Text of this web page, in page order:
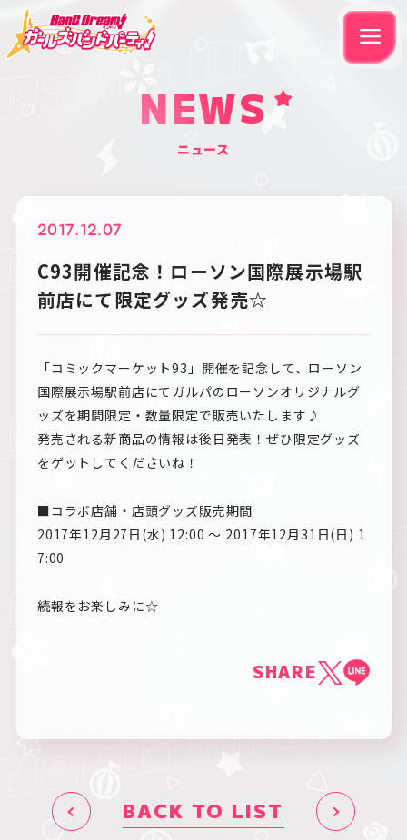
NEWS
ニュース
2017.12.07
C93開催記念！ローソン国際展示場駅
前店にて限定グッズ発売☆
「コミックマーケット93」開催を記念して、ローソン
国際展示場駅前店にてガルパのローソンオリジナルグ
ッズを期間限定・数量限定で販売いたします♪
発売される新商品の情報は後日発表！ぜひ限定グッズ
をゲットしてくださいね！
■コラボ店舗・店頭グッズ販売期間
2017年12月27日(水) 12:00 ～ 2017年12月31日(日) 1
7:00
続報をお楽しみに☆
SHARE
BACK TO LIST